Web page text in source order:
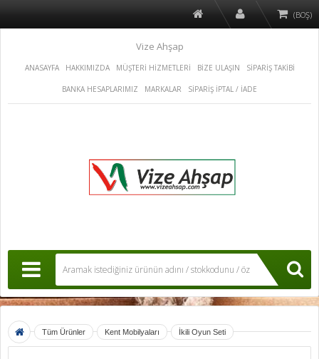
(BOŞ)
Vize Ahşap
ANASAYFA HAKKIMIZDA MÜŞTERİ HİZMETLERİ BİZE ULAŞIN SİPARİŞ TAKİBİ
BANKA HESAPLARIMIZ MARKALAR SİPARİŞ İPTAL / İADE
Tüm Ürünler Kent Mobilyaları İkili Oyun Seti